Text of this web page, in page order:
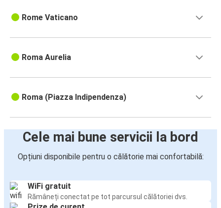
Rome Vaticano
Roma Aurelia
Roma (Piazza Indipendenza)
Cele mai bune servicii la bord
Opțiuni disponibile pentru o călătorie mai confortabilă:
WiFi gratuit
Rămâneți conectat pe tot parcursul călătoriei dvs.